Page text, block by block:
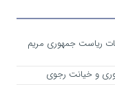
ریاست جمهوری مریم
و خیانت رجوی